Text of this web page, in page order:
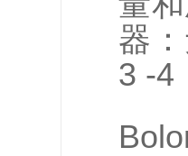
器
3 -4